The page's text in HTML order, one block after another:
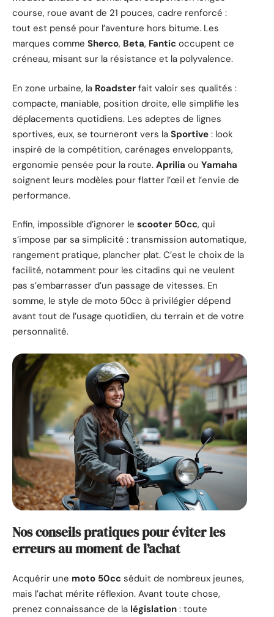
course, roue avant de 21 pouces, cadre renforcé :
tout est pensé pour l’aventure hors bitume. Les
marques comme Sherco, Beta, Fantic occupent ce
créneau, misant sur la résistance et la polyvalence.
En zone urbaine, la Roadster fait valoir ses qualités :
compacte, maniable, position droite, elle simplifie les
déplacements quotidiens. Les adeptes de lignes
sportives, eux, se tourneront vers la Sportive : look
inspiré de la compétition, carénages enveloppants,
ergonomie pensée pour la route. Aprilia ou Yamaha
soignent leurs modèles pour flatter l’œil et l’envie de
performance.
Enfin, impossible d’ignorer le scooter 50cc, qui
s’impose par sa simplicité : transmission automatique,
rangement pratique, plancher plat. C’est le choix de la
facilité, notamment pour les citadins qui ne veulent
pas s’embarrasser d’un passage de vitesses. En
somme, le style de moto 50cc à privilégier dépend
avant tout de l’usage quotidien, du terrain et de votre
personnalité.
Nos conseils pratiques pour éviter les
erreurs au moment de l’achat
Acquérir une moto 50cc séduit de nombreux jeunes,
mais l’achat mérite réflexion. Avant toute chose,
prenez connaissance de la législation : toute